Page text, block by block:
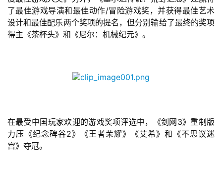
了最佳游戏导演和最佳动作/冒险游戏奖，并获得最佳艺术
设计和最佳配乐两个奖项的提名，但分别输给了最终的奖项
得主《茶杯头》和《尼尔：机械纪元》。
在最受中国玩家欢迎的游戏奖项评选中，《剑网3》重制版
力压《纪念碑谷2》《王者荣耀》《艾希》和《不思议迷
宫》夺冠。